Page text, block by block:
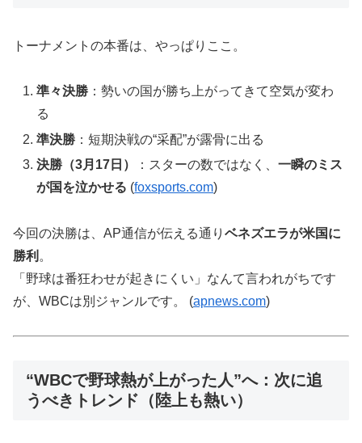
トーナメントの本番は、やっぱりここ。
準々決勝 ：勢いの国が勝ち上がってきて空気が変わ
る
準決勝 ：短期決戦の“采配”が露骨に出る
決勝（3月17日）
：スターの数ではなく、一瞬のミス
が国を泣かせる (foxsports.com)
今回の決勝は、AP通信が伝える通り ベネズエラが米国に
勝利 。
「野球は番狂わせが起きにくい」なんて言われがちです
が、WBCは別ジャンルです。 (apnews.com)
“WBCで野球熱が上がった人”へ：次に追
うべきトレンド（陸上も熱い）